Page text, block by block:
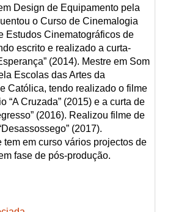
Design de Equipamento pela
o Curso de Cinemalogia
Estudos Cinematográficos de
escrito e realizado a curta-
(2014). Mestre em Som
Escolas das Artes da
Católica, tendo realizado o filme
“A Cruzada” (2015) e a curta de
(2016). Realizou filme de
(2017).
tem em curso vários projectos de
fase de pós-produção.